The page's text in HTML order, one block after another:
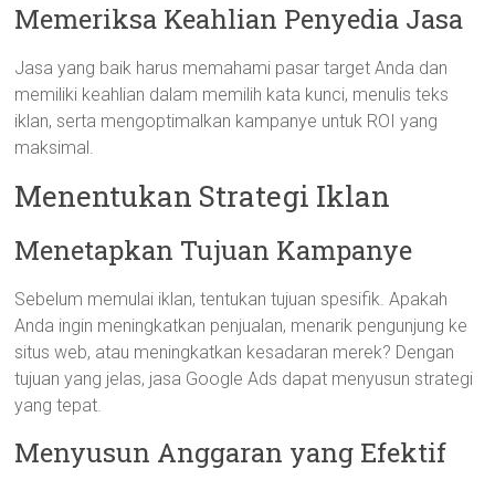
Memeriksa Keahlian Penyedia Jasa
Jasa yang baik harus memahami pasar target Anda dan
memiliki keahlian dalam memilih kata kunci, menulis teks
iklan, serta mengoptimalkan kampanye untuk ROI yang
maksimal.
Menentukan Strategi Iklan
Menetapkan Tujuan Kampanye
Sebelum memulai iklan, tentukan tujuan spesifik. Apakah
Anda ingin meningkatkan penjualan, menarik pengunjung ke
situs web, atau meningkatkan kesadaran merek? Dengan
tujuan yang jelas, jasa Google Ads dapat menyusun strategi
yang tepat.
Menyusun Anggaran yang Efektif